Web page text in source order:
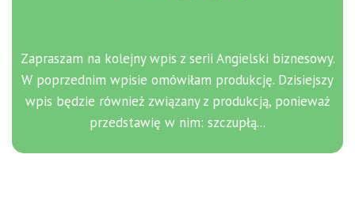
Zapraszam na kolejny wpis z serii Angielski biznesowy.
W poprzednim wpisie omówiłam produkcję. Dzisiejszy
wpis będzie również związany z produkcją, ponieważ
przedstawię w nim: szczupłą...